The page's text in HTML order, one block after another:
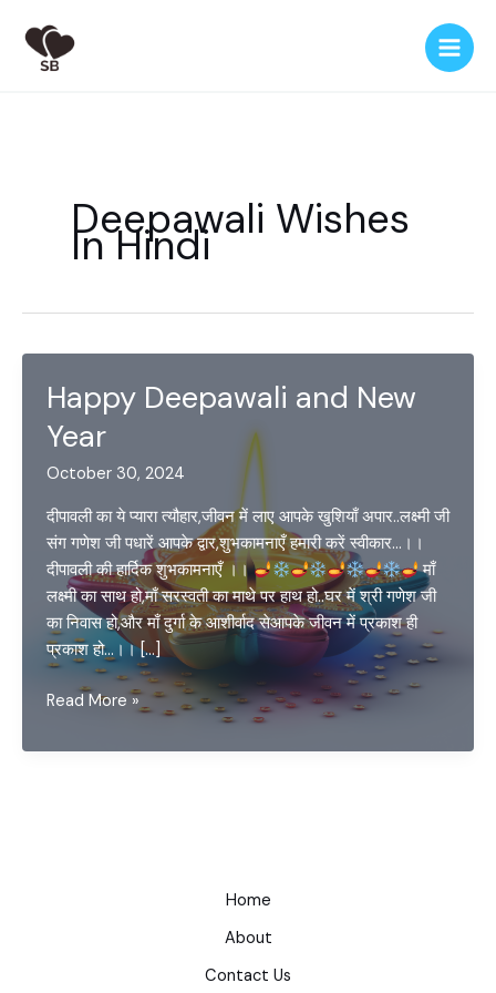
content
Deepawali Wishes
In Hindi
Happy Deepawali and New
Year
October 30, 2024
दीपावली का ये प्यारा त्यौहार,जीवन में लाए आपके खुशियाँ अपार..लक्ष्मी जी
संग गणेश जी पधारें आपके द्वार,शुभकामनाएँ हमारी करें स्वीकार…।।
दीपावली की हार्दिक शुभकामनाएँ ।।
माँ
लक्ष्मी का साथ हो,माँ सरस्वती का माथे पर हाथ हो..घर में श्री गणेश जी
का निवास हो,और माँ दुर्गा के आशीर्वाद सेआपके जीवन में प्रकाश ही
प्रकाश हो…।। […]
Happy
and
Read More »
Home
About
Contact Us